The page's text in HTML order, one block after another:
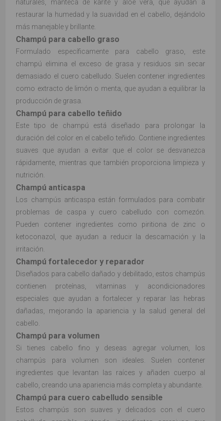
naturales, manteca de karité y aloe vera, que ayudan a
restaurar la humedad y la suavidad en el cabello, dejándolo
más manejable y brillante.
Champú para cabello graso
Formulado específicamente para cabello graso, este
champú elimina el exceso de grasa y residuos sin secar
demasiado el cuero cabelludo. Suelen contener ingredientes
como extracto de limón o menta, que ayudan a equilibrar la
producción de grasa.
Champú para cabello teñido
Este tipo de champú está diseñado para prolongar la
duración del color en el cabello teñido. Contiene ingredientes
suaves que ayudan a evitar que el color se desvanezca
rápidamente, mientras que también proporciona limpieza y
nutrición.
Champú anticaspa
Los champús anticaspa están formulados para combatir
problemas de caspa y cuero cabelludo con comezón.
Pueden contener ingredientes como piritiona de zinc o
ketoconazol, que ayudan a reducir la descamación y la
irritación.
Champú fortalecedor y reparador
Diseñados para cabello dañado y debilitado, estos champús
contienen proteínas, vitaminas y acondicionadores
especiales que ayudan a fortalecer y reparar las hebras
dañadas, mejorando la apariencia y la salud general del
cabello.
Champú para volumen
Si tienes cabello fino y deseas agregar volumen, los
champús para volumen son ideales. Suelen contener
ingredientes que levantan las raíces y añaden cuerpo al
cabello, creando una apariencia más completa y abundante.
Champú para cuero cabelludo sensible
Estos champús son suaves y delicados con el cuero